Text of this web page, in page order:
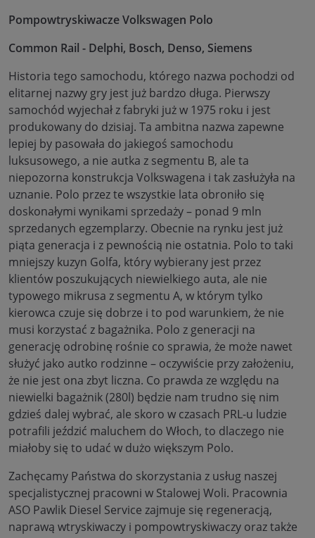
Pompowtryskiwacze Volkswagen Polo
Common Rail - Delphi, Bosch, Denso, Siemens
Historia tego samochodu, którego nazwa pochodzi od
elitarnej nazwy gry jest już bardzo długa. Pierwszy
samochód wyjechał z fabryki już w 1975 roku i jest
produkowany do dzisiaj. Ta ambitna nazwa zapewne
lepiej by pasowała do jakiegoś samochodu
luksusowego, a nie autka z segmentu B, ale ta
niepozorna konstrukcja Volkswagena i tak zasłużyła na
uznanie. Polo przez te wszystkie lata obroniło się
doskonałymi wynikami sprzedaży – ponad 9 mln
sprzedanych egzemplarzy. Obecnie na rynku jest już
piąta generacja i z pewnością nie ostatnia. Polo to taki
mniejszy kuzyn Golfa, który wybierany jest przez
klientów poszukujących niewielkiego auta, ale nie
typowego mikrusa z segmentu A, w którym tylko
kierowca czuje się dobrze i to pod warunkiem, że nie
musi korzystać z bagażnika. Polo z generacji na
generację odrobinę rośnie co sprawia, że może nawet
służyć jako autko rodzinne – oczywiście przy założeniu,
że nie jest ona zbyt liczna. Co prawda ze względu na
niewielki bagażnik (280l) będzie nam trudno się nim
gdzieś dalej wybrać, ale skoro w czasach PRL-u ludzie
potrafili jeździć maluchem do Włoch, to dlaczego nie
miałoby się to udać w dużo większym Polo.
Zachęcamy Państwa do skorzystania z usług naszej
specjalistycznej pracowni w Stalowej Woli. Pracownia
ASO Pawlik Diesel Service zajmuje się regeneracją,
naprawą wtryskiwaczy i pompowtryskiwaczy oraz także